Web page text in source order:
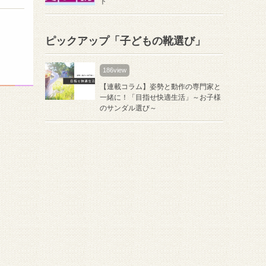
ピックアップ「子どもの靴選び」
186view
【連載コラム】姿勢と動作の専門家と
一緒に！「目指せ快適生活」～お子様
のサンダル選び～